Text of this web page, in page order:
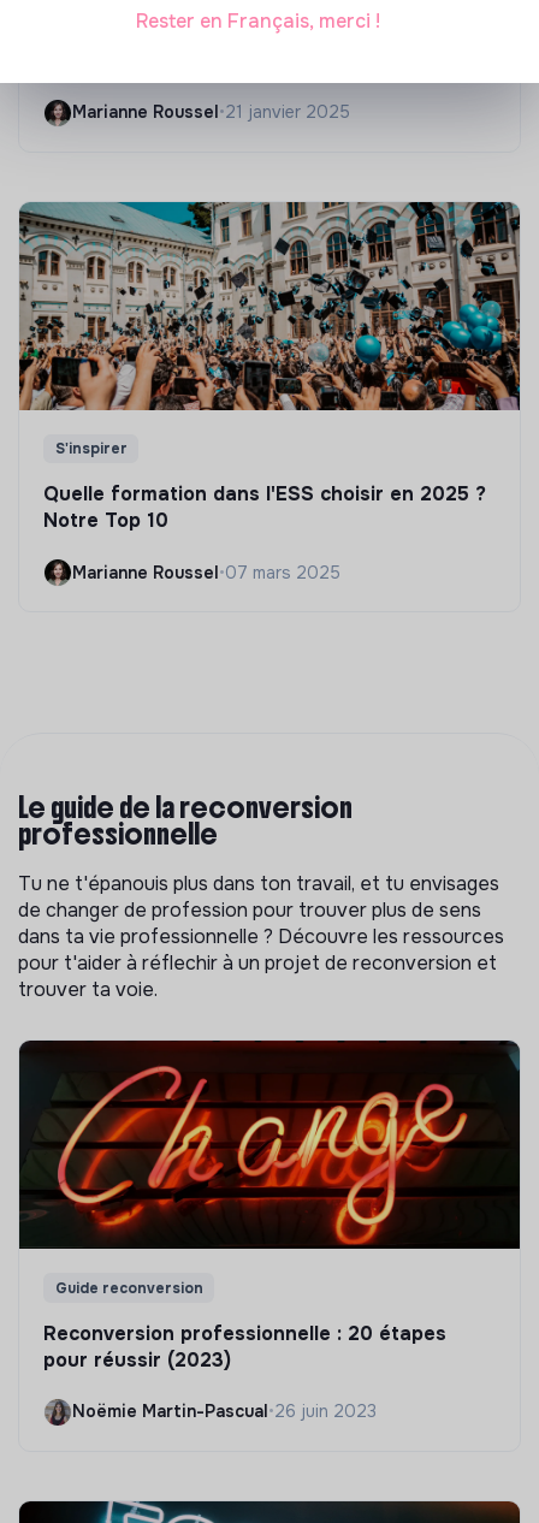
Top 8 des formations en rénovation
Marianne Roussel•21 janvier 2025
S'inspirer
Quelle formation dans l'ESS choisir en 2025 ?
Notre Top 10
Marianne Roussel•07 mars 2025
Le guide de la reconversion
professionnelle
Tu ne t'épanouis plus dans ton travail, et tu envisages
de changer de profession pour trouver plus de sens
dans ta vie professionnelle ? Découvre les ressources
pour t'aider à réflechir à un projet de reconversion et
trouver ta voie.
Guide reconversion
Reconversion professionnelle : 20 étapes
pour réussir (2023)
Noëmie Martin-Pascual •26 juin 2023
Rester en Français, merci !